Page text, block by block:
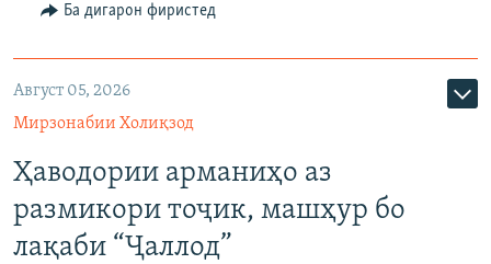
Ба дигарон фиристед
Август 05, 2026
Мирзонабии Холиқзод
Ҳаводории арманиҳо аз
размикори тоҷик, машҳур бо
лақаби “Ҷаллод”